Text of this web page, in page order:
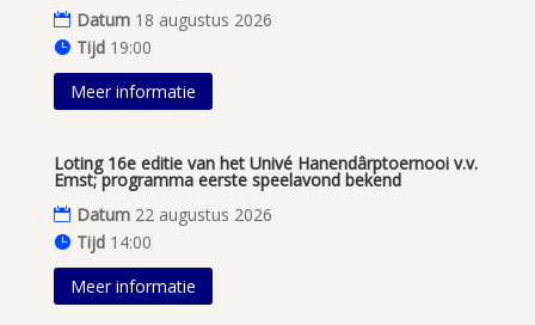
Datum 18 augustus 2026
Tijd 19:00
Meer informatie
Loting 16e editie van het Univé Hanendârptoernooi v.v.
Emst; programma eerste speelavond bekend
Datum 22 augustus 2026
Tijd 14:00
Meer informatie